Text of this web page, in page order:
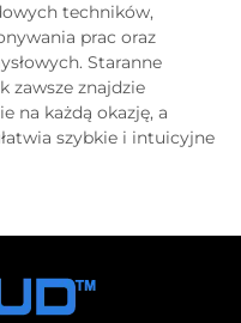
techników,
prac oraz
Staranne
zawsze znajdzie
na każdą okazję, a
szybkie i intuicyjne